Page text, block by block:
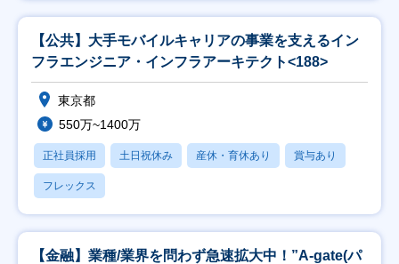
【公共】大手モバイルキャリアの事業を支えるイン
フラエンジニア・インフラアーキテクト<188>
東京都
550万~1400万
正社員採用 土日祝休み 産休・育休あり 賞与あり
フレックス
【金融】業種/業界を問わず急速拡大中！”A-gate(パ